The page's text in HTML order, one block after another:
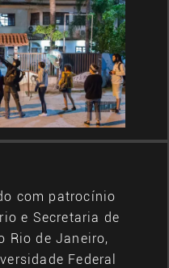
com patrocínio
e Secretaria de
Rio de Janeiro,
Federal